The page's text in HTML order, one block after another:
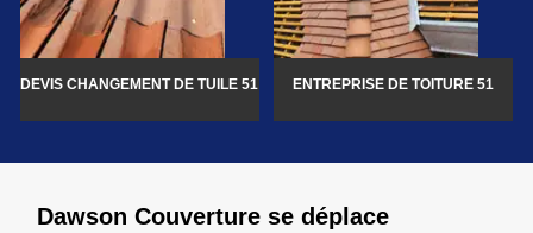
DEVIS CHANGEMENT DE TUILE 51 ENTREPRISE DE TOITURE 51
Dawson Couverture se déplace